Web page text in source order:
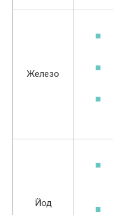
Железо
Йод